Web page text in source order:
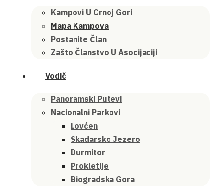
Kampovi U Crnoj Gori
Mapa Kampova
Postanite Član
Zašto Članstvo U Asocijaciji
Vodič
Panoramski Putevi
Nacionalni Parkovi
Lovćen
Skadarsko Jezero
Durmitor
Prokletije
Biogradska Gora